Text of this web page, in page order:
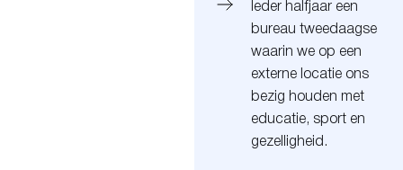
Ieder halfjaar een
bureau tweedaagse
waarin we op een
externe locatie ons
bezig houden met
educatie, sport en
gezelligheid.